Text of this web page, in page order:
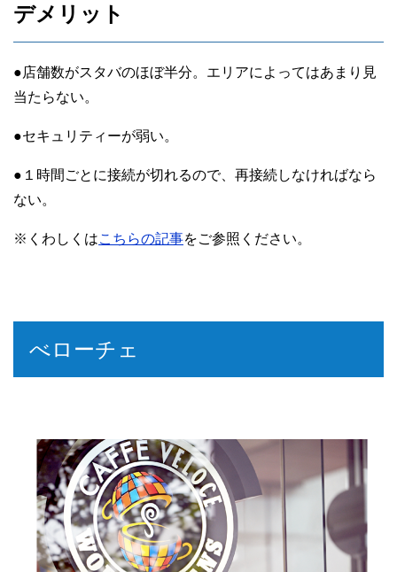
デメリット
●店舗数がスタバのほぼ半分。エリアによってはあまり見
当たらない。
●セキュリティーが弱い。
●１時間ごとに接続が切れるので、再接続しなければなら
ない。
※くわしくはこちらの記事をご参照ください。
べローチェ